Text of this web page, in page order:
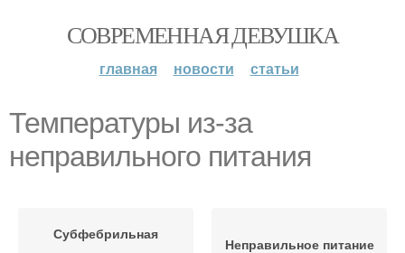
СОВРЕМЕННАЯ ДЕВУШКА
главная новости статьи
Температуры из-за
неправильного питания
Субфебрильная
Неправильное питание